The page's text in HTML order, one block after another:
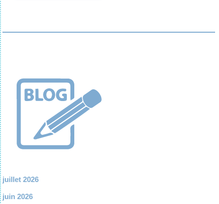
juillet 2026
juin 2026